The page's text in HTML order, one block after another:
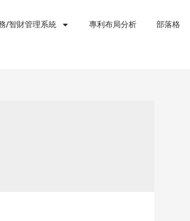
/智財管理系統 專利布局分析 部落格